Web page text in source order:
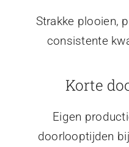
Strakke plooien,
consistente
Korte
Eigen
doorlooptijden